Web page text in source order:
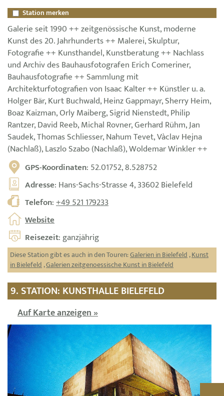
Station merken
Galerie seit 1990 ++ zeitgenössische Kunst, moderne
Kunst des 20. Jahrhunderts ++ Malerei, Skulptur,
Fotografie ++ Kunsthandel, Kunstberatung ++ Nachlass
und Archiv des Bauhausfotografen Erich Comeriner,
Bauhausfotografie ++ Sammlung mit
Architekturfotografien von Isaac Kalter ++ Künstler u. a.
Holger Bär, Kurt Buchwald, Heinz Gappmayr, Sherry Heim,
Boaz Kaizman, Orly Maiberg, Sigrid Nienstedt, Philip
Rantzer, David Reeb, Michal Rovner, Gerhard Rühm, Jan
Saudek, Thomas Schliesser, Nahum Tevet, Vàclav Hejna
(Nachlaß), Laszlo Szabo (Nachlaß), Woldemar Winkler ++
GPS-Koordinaten: 52.01752, 8.528752
Adresse: Hans-Sachs-Strasse 4, 33602 Bielefeld
Telefon:+49 521 179233
Website
Reisezeit: ganzjährig
Diese Station gibt es auch in den Touren:Galerien in Bielefeld,Kunst
in Bielefeld,Galerien zeitgenoessische Kunst in Bielefeld
9. STATION: KUNSTHALLE BIELEFELD
Auf Karte anzeigen »